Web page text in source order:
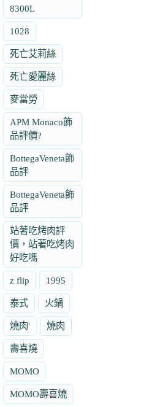
8300L
1028
死亡艾莉絲
死亡愛麗絲
麥當勞
APM Monaco飾
品評價?
BottegaVeneta飾
品評
BottegaVeneta飾
品評
站著吃烤肉評
價，站著吃烤肉
好吃嗎
z flip 1995
泰式 火鍋
燒肉' 燒肉
壽喜燒
MOMO
MOMO壽喜燒